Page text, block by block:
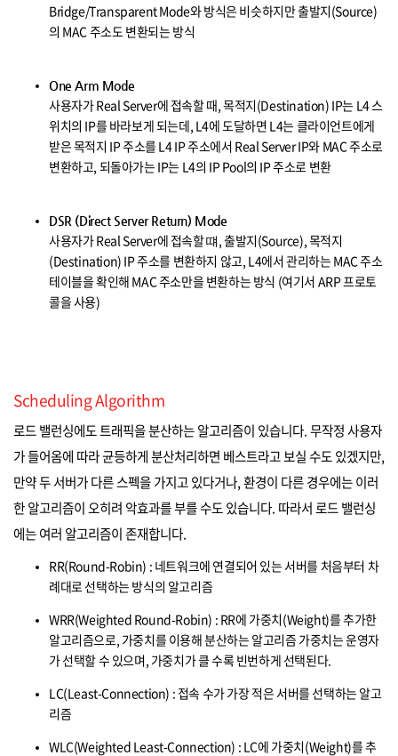
Bridge/Transparent Mode와 방식은 비슷하지만 출발지(Source)
의 MAC 주소도 변환되는 방식
One Arm Mode
사용자가 Real Server에 접속할 때, 목적지(Destination) IP는 L4 스
위치의 IP를 바라보게 되는데, L4에 도달하면 L4는 클라이언트에게
받은 목적지 IP 주소를 L4 IP 주소에서 Real Server IP와 MAC 주소로
변환하고, 되돌아가는 IP는 L4의 IP Pool의 IP 주소로 변환
DSR (Direct Server Return) Mode
사용자가 Real Server에 접속할 떄, 출발지(Source), 목적지
(Destination) IP 주소를 변환하지 않고, L4에서 관리하는 MAC 주소
테이블을 확인해 MAC 주소만을 변환하는 방식 (여기서 ARP 프로토
콜을 사용)
Scheduling Algorithm
로드 밸런싱에도 트래픽을 분산하는 알고리즘이 있습니다. 무작정 사용자
가 들어옴에 따라 균등하게 분산처리하면 베스트라고 보실 수도 있겠지만,
만약 두 서버가 다른 스펙을 가지고 있다거나, 환경이 다른 경우에는 이러
한 알고리즘이 오히려 악효과를 부를 수도 있습니다. 따라서 로드 밸런싱
에는 여러 알고리즘이 존재합니다.
RR(Round-Robin) : 네트워크에 연결되어 있는 서버를 처음부터 차
례대로 선택하는 방식의 알고리즘
WRR(Weighted Round-Robin) : RR에 가중치(Weight)를 추가한
알고리즘으로, 가중치를 이용해 분산하는 알고리즘 가중치는 운영자
가 선택할 수 있으며, 가중치가 클 수록 빈번하게 선택된다.
LC(Least-Connection) : 접속 수가 가장 적은 서버를 선택하는 알고
리즘
WLC(Weighted Least-Connection) : LC에 가중치(Weight)를 추